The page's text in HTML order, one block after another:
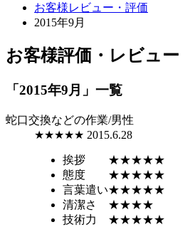
お客様レビュー・評価
2015年9月
お客様評価・レビュー
「2015年9月」一覧
蛇口交換などの作業/男性
★★★★★ 2015.6.28
挨拶 ★★★★★
態度 ★★★★★
言葉遣い★★★★★
清潔さ ★★★★
技術力 ★★★★★